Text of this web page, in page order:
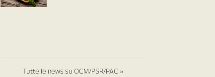
Tutte le news su OCM/PSR/PAC »